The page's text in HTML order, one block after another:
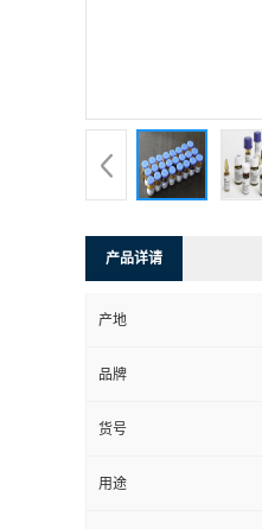
产品详请
产地
品牌
货号
用途